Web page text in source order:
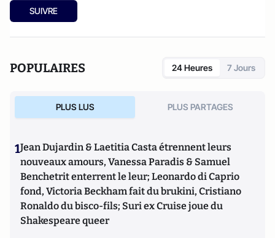
scientifique de l’Institut d’Études de Géopolitique
Appliquée - EGA. Il intervient comme conseil en appui aux
Cercle K2, il est aussi spécialiste des problématiques ayant
les écosystèmes économique et sociaux. Mais également, sur
la prégnance des conflits géoéconomiques et des ingérences
extérieures déstabilisantes sur les Etats européens.
et Stratégiques), il y enseigne l'intelligence économique, les
stratégies d’influence, ainsi que l'impact des ingérences
malveillantes et des actions d’espionnage dans la sphère
économique. Il enseigne également à l'IHEMI (L'institut des
Hautes Etudes du Ministère de l'Intérieur) et à l'IHEDN
(Institut des Hautes Etudes de la Défense Nationale), les
actions d'influence et de contre-ingérence, les stratégies
SUIVRE
POPULAIRES 24 Heures 7 Jours
PLUS LUS PLUS PARTAGES
1Jean Dujardin & Laetitia Casta étrennent leurs
nouveaux amours, Vanessa Paradis & Samuel
Benchetrit enterrent le leur; Leonardo di Caprio
fond, Victoria Beckham fait du brukini, Cristiano
Ronaldo du bisco-fils; Suri ex Cruise joue du
Shakespeare queer